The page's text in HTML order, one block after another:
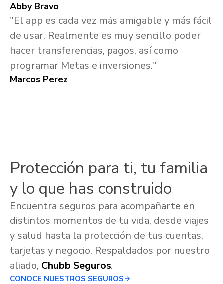
Abby Bravo
"El app es cada vez más amigable y más fácil
de usar. Realmente es muy sencillo poder
hacer transferencias, pagos, así como
programar Metas e inversiones."
Marcos Perez
Protección para ti, tu familia
y lo que has construido
Encuentra seguros para acompañarte en
distintos momentos de tu vida, desde viajes
y salud hasta la protección de tus cuentas,
tarjetas y negocio. Respaldados por nuestro
aliado, Chubb Seguros.
CONOCE NUESTROS SEGUROS